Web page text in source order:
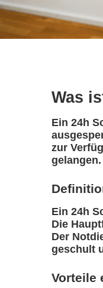
Was
Ein 24h
zur
gelangen.
Ein 24h
Die
Der
geschult
Vorteile